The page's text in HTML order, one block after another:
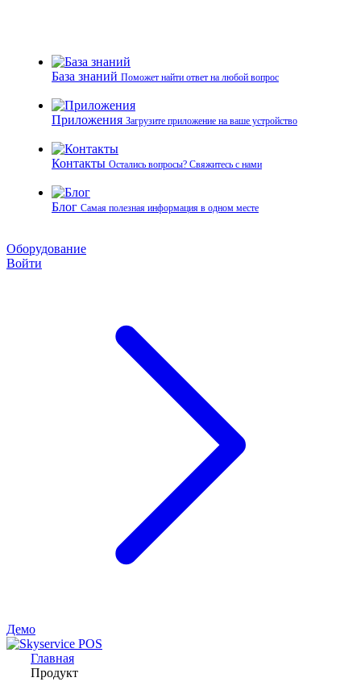
База знаний Поможет найти ответ на любой вопрос
Приложения Загрузите приложение на ваше устройство
Контакты Остались вопросы? Свяжитесь с нами
Блог Самая полезная информация в одном месте
Оборудование
Войти
Демо
Главная
Продукт